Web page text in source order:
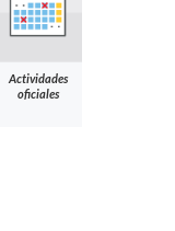
Actividades
oficiales